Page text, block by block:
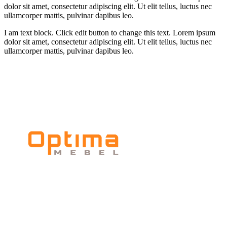
dolor sit amet, consectetur adipiscing elit. Ut elit tellus, luctus nec
ullamcorper mattis, pulvinar dapibus leo.
I am text block. Click edit button to change this text. Lorem ipsum
dolor sit amet, consectetur adipiscing elit. Ut elit tellus, luctus nec
ullamcorper mattis, pulvinar dapibus leo.